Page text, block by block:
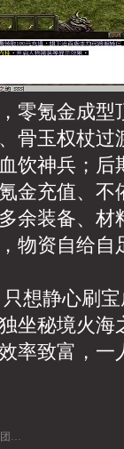
零氪金成型
骨玉权杖过
饮神兵；后
金充值、不
余装备、材
物资自给自
想静心刷
坐秘境火海
率致富，一